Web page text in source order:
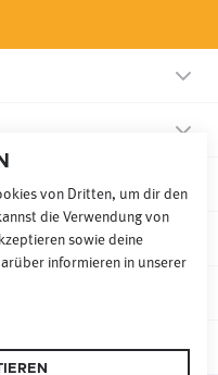
von Dritten, um dir den
die Verwendung von
sowie deine
informieren in unserer
ONLINE